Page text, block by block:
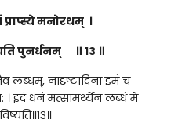
मनोरथम् ।
पुनर्धनम् ॥ १३ ॥
लब्धम्, नादृष्टादिना इमं च
। इदं धनं मत्सामर्थ्येन लब्धं मे